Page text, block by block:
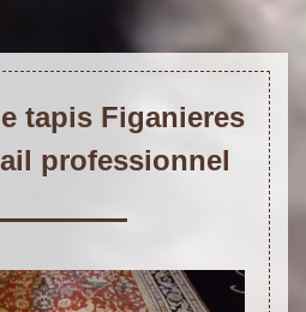
tapis Figanieres
professionnel